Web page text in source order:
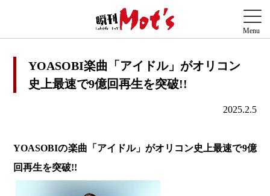
YOASOBI楽曲「アイドル」がオリコン
史上最速で9億回再生を突破!!
2025.2.5
YOASOBIの楽曲「アイドル」がオリコン史上最速で9億
回再生を突破!!